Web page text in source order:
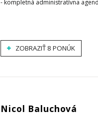
- kompletná administratívna
ZOBRAZIŤ 8 PONÚK
Nicol Baluchová